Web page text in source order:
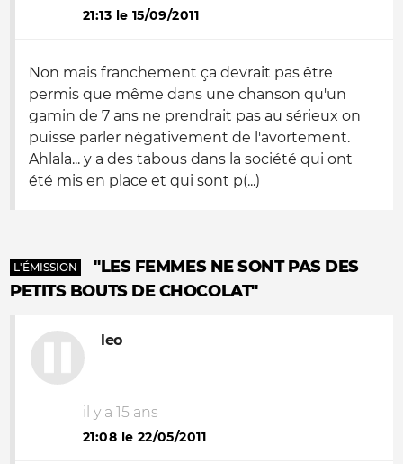
21:13 le 15/09/2011
Non mais franchement ça devrait pas être
permis que même dans une chanson qu'un
gamin de 7 ans ne prendrait pas au sérieux on
puisse parler négativement de l'avortement.
Ahlala... y a des tabous dans la société qui ont
été mis en place et qui sont p(...)
L'ÉMISSION
"LES FEMMES NE SONT PAS DES
PETITS BOUTS DE CHOCOLAT"
leo
il y a 15 ans
21:08 le 22/05/2011